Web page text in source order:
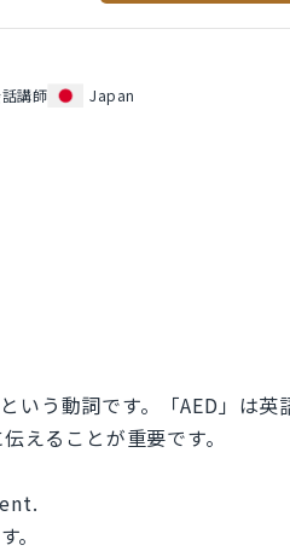
講師
Japan
いう動詞です。「AED」は
えることが重要です。
。